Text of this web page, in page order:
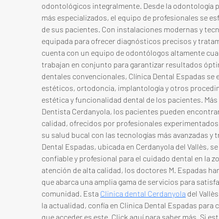
odontológicos integralmente. Desde la odontología
más especializados, el equipo de profesionales se
de sus pacientes. Con instalaciones modernas y
equipada para ofrecer diagnósticos precisos y
cuenta con un equipo de odontólogos altamente
trabajan en conjunto para garantizar resultados
dentales convencionales, Clínica Dental Espadas
estéticos, ortodoncia, implantología y otros
estética y funcionalidad dental de los pacientes.
Dentista Cerdanyola, los pacientes pueden
calidad, ofrecidos por profesionales
su salud bucal con las tecnologías más avanzadas
Dental Espadas, ubicada en Cerdanyola del Vallès,
confiable y profesional para el cuidado dental en la
atención de alta calidad, los doctores M. Espadas
que abarca una amplia gama de servicios para
comunidad. Esta Clinica dental Cerdanyola del
la actualidad, confía en Clinica Dental Espadas
que acceder es este. Click aquí para saber más. Si